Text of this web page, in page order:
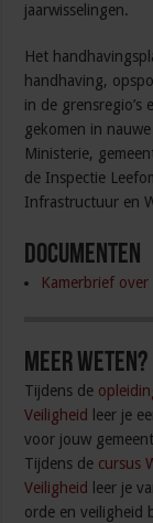
jaarwisselingen.
Het
handhaving,
in de grensregio’s
gekomen in
Ministerie,
de Inspectie
Infrastructuur en
Documenten
Kamerbrief
Meer weten?
Tijdens de
Veiligheid
leer je
voor jouw
Tijdens de cursus
Veiligheid
leer je
orde en veiligheid